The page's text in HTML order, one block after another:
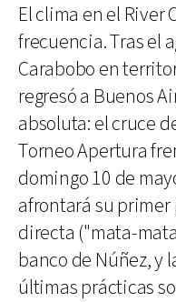
El clima en el River
frecuencia. Tras el
Carabobo en
regresó a Buenos
absoluta: el cruce
Torneo Apertura
domingo 10 de
afrontará su
directa ("mata-
banco de Núñez, y
últimas prácticas